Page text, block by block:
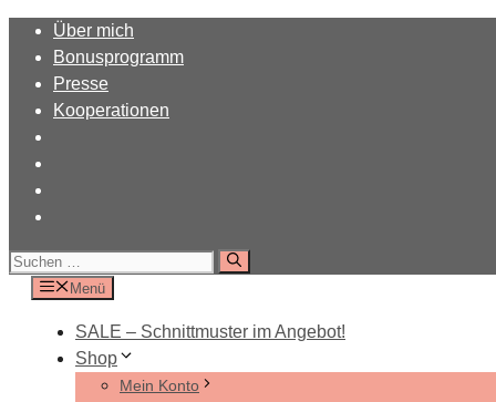
Zum
Inhalt
springen
Über mich
Bonusprogramm
Presse
Kooperationen
Suchen
nach:
Menü
SALE – Schnittmuster im Angebot!
Shop
Mein Konto